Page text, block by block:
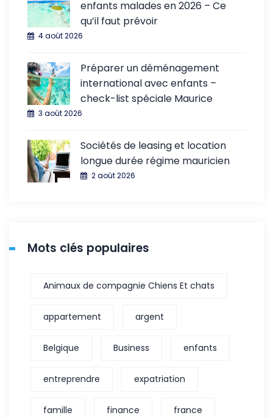
enfants malades en 2026 – Ce
qu’il faut prévoir
4 août 2026
Préparer un déménagement
international avec enfants –
check-list spéciale Maurice
3 août 2026
Sociétés de leasing et location
longue durée régime mauricien
2 août 2026
Mots clés populaires
Animaux de compagnie Chiens Et chats
appartement argent
Belgique Business enfants
entreprendre expatriation
famille finance france